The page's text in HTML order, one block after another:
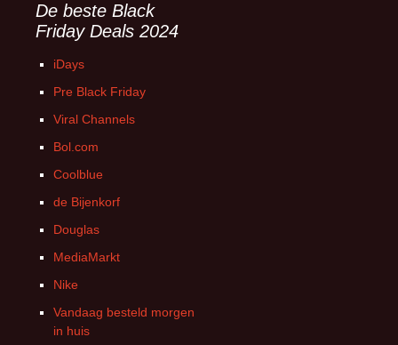
De beste Black
Friday Deals 2024
iDays
Pre Black Friday
Viral Channels
Bol.com
Coolblue
de Bijenkorf
Douglas
MediaMarkt
Nike
Vandaag besteld morgen
in huis